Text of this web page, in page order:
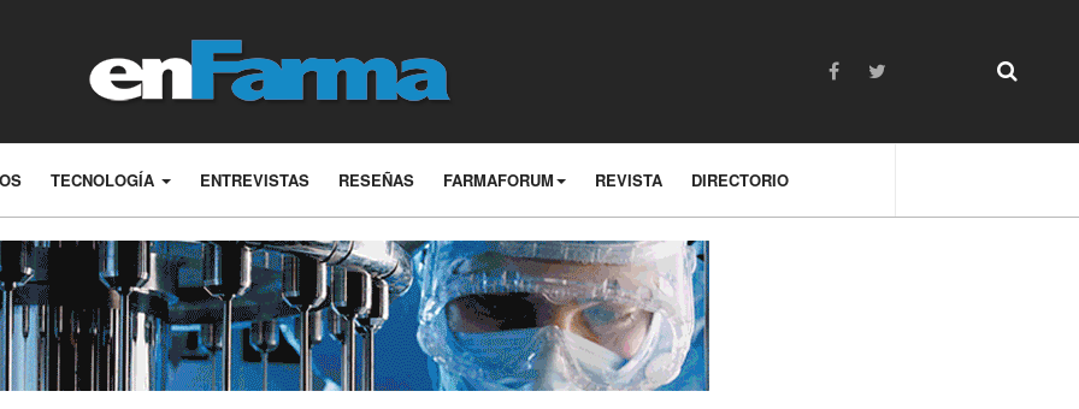
TECNOLOGÍA ENTREVISTAS RESEÑAS FARMAFORUM REVISTA DIRECTORIO